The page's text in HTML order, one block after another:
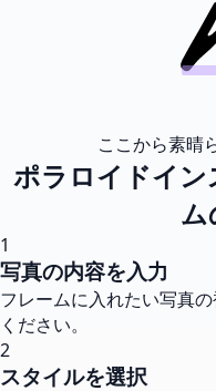
ここから素晴
ポラロイドイ
ム
1
写真の内容を入力
フレームに入れたい写真
ください。
2
スタイルを選択